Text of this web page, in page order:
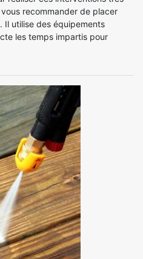
recommander de placer
Il utilise des équipements
les temps impartis pour